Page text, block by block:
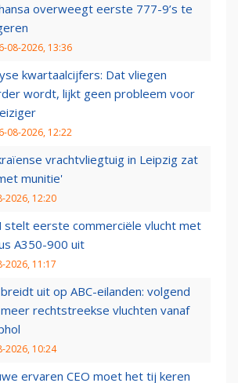
overweegt eerste 777-9’s te
08-2026, 13:36
kwartaalcijfers: Dat vliegen
wordt, lijkt geen probleem voor
08-2026, 12:22
vrachtvliegtuig in Leipzig zat
munitie'
2026, 12:20
stelt eerste commerciële vlucht met
A350-900 uit
2026, 11:17
uit op ABC-eilanden: volgend
rechtstreekse vluchten vanaf
2026, 10:24
ervaren CEO moet het tij keren